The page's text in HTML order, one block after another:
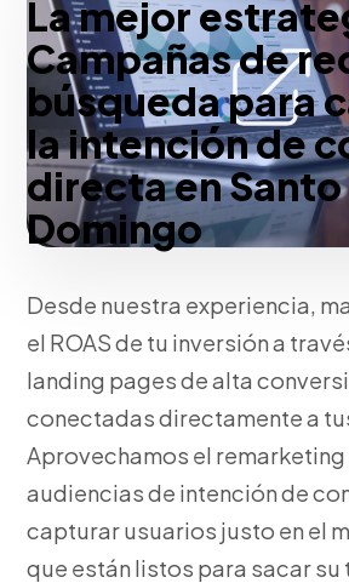
La mejor
Campañas de
búsqueda para
la intención de
directa en Santo
Domingo
Desde nuestra experiencia,
el ROAS de tu inversión a
landing pages de alta
conectadas directamente a
Aprovechamos el
audiencias de intención de
capturar usuarios justo en el
que están listos para sacar su